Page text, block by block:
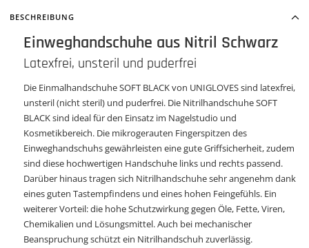
BESCHREIBUNG
Einweghandschuhe aus Nitril Schwarz
Latexfrei, unsteril und puderfrei
Die Einmalhandschuhe SOFT BLACK von UNIGLOVES sind latexfrei,
unsteril (nicht steril) und puderfrei. Die Nitrilhandschuhe SOFT
BLACK sind ideal für den Einsatz im Nagelstudio und
Kosmetikbereich. Die mikrogerauten Fingerspitzen des
Einweghandschuhs gewährleisten eine gute Griffsicherheit, zudem
sind diese hochwertigen Handschuhe links und rechts passend.
Darüber hinaus tragen sich Nitrilhandschuhe sehr angenehm dank
eines guten Tastempfindens und eines hohen Feingefühls. Ein
weiterer Vorteil: die hohe Schutzwirkung gegen Öle, Fette, Viren,
Chemikalien und Lösungsmittel. Auch bei mechanischer
Beanspruchung schützt ein Nitrilhandschuh zuverlässig.